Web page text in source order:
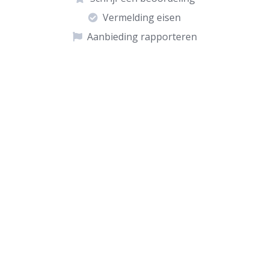
Vermelding eisen
Aanbieding rapporteren